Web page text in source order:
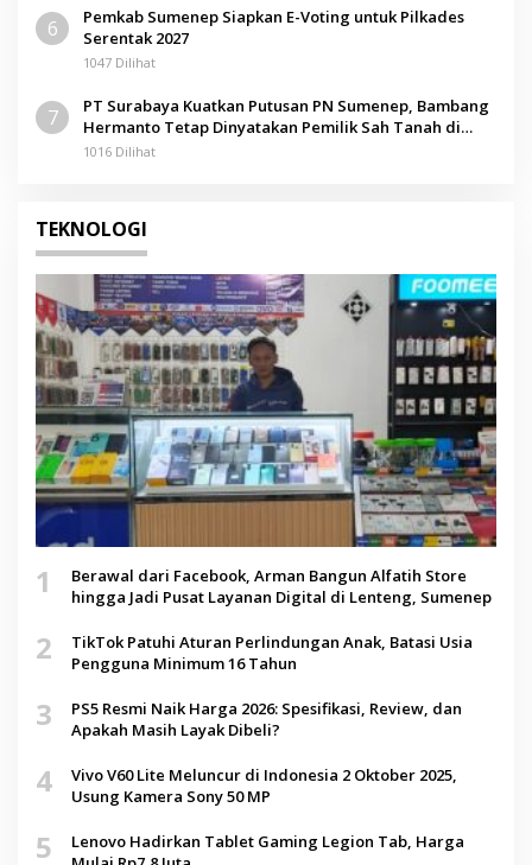
6
Pemkab Sumenep Siapkan E-Voting untuk Pilkades
Serentak 2027
1047 Dilihat
7
PT Surabaya Kuatkan Putusan PN Sumenep, Bambang
Hermanto Tetap Dinyatakan Pemilik Sah Tanah di
Pamolokan
1016 Dilihat
TEKNOLOGI
1
Berawal dari Facebook, Arman Bangun Alfatih Store
hingga Jadi Pusat Layanan Digital di Lenteng, Sumenep
2
TikTok Patuhi Aturan Perlindungan Anak, Batasi Usia
Pengguna Minimum 16 Tahun
3
PS5 Resmi Naik Harga 2026: Spesifikasi, Review, dan
Apakah Masih Layak Dibeli?
4
Vivo V60 Lite Meluncur di Indonesia 2 Oktober 2025,
Usung Kamera Sony 50 MP
5
Lenovo Hadirkan Tablet Gaming Legion Tab, Harga